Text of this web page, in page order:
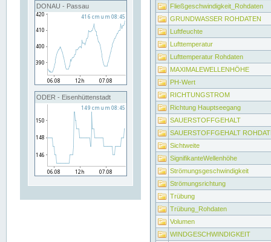
DONAU - Passau
ODER - Eisenhüttenstadt
Fließgeschwindigkeit_Rohdaten
GRUNDWASSER ROHDATEN
Luftfeuchte
Lufttemperatur
Lufttemperatur Rohdaten
MAXIMALEWELLENHÖHE
PH-Wert
RICHTUNGSTROM
Richtung Hauptseegang
SAUERSTOFFGEHALT
SAUERSTOFFGEHALT
Sichtweite
SignifikanteWellenhöhe
Strömungsgeschwindigkeit
Strömungsrichtung
Trübung
Trübung_Rohdaten
Volumen
WINDGESCHWINDIGKEIT